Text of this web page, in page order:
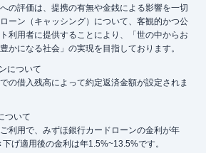
の評価は、提携の有無や金銭による影響を一切
ーン（キャッシング）について、客観的かつ公
利用者に提供することにより、「世の中からお
かになる社会」の実現を目指しております。
について
の借入残高によって約定返済金額が設定されま
ついて
利用で、みずほ銀行カードローンの金利が年
げ適用後の金利は年1.5%~13.5%です。